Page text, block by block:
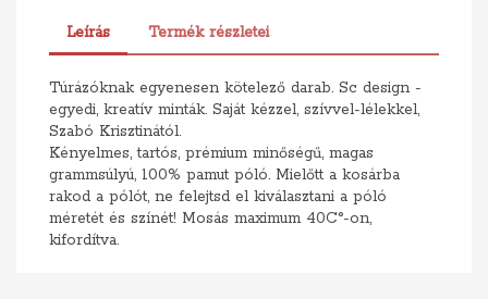
Leírás Termék részletei
Túrázóknak egyenesen kötelező darab. Sc design -
egyedi, kreatív minták. Saját kézzel, szívvel-lélekkel,
Szabó Krisztinától.
Kényelmes, tartós, prémium minőségű, magas
grammsúlyú, 100% pamut póló. Mielőtt a kosárba
rakod a pólót, ne felejtsd el kiválasztani a póló
méretét és színét! Mosás maximum 40C°-on,
kifordítva.